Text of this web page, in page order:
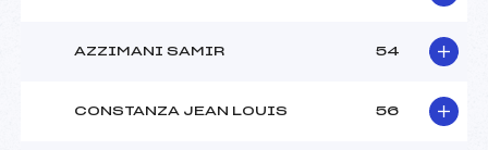
AZZIMANI SAMIR 54
CONSTANZA JEAN LOUIS 56